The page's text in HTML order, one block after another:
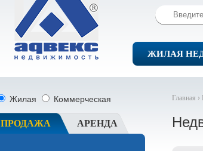
ЖИЛАЯ
Главная ›
Жилая Коммерческая
ПРОДАЖА АРЕНДА